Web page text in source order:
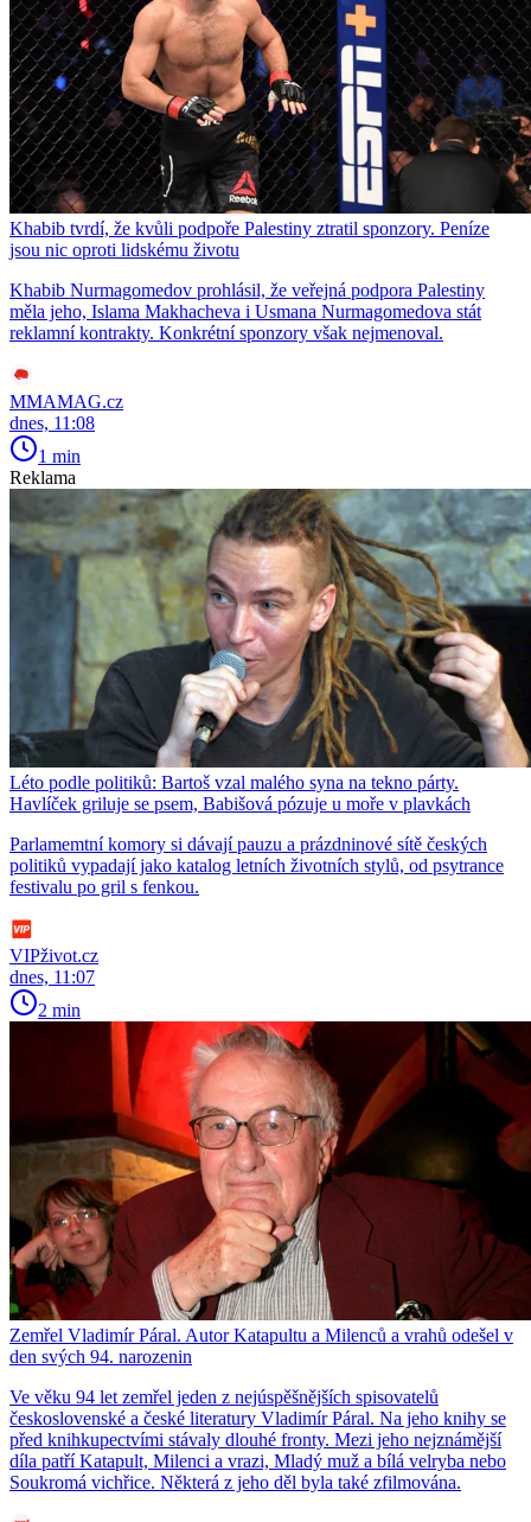
Khabib tvrdí, že kvůli podpoře Palestiny ztratil sponzory. Peníze
jsou nic oproti lidskému životu
Khabib Nurmagomedov prohlásil, že veřejná podpora Palestiny
měla jeho, Islama Makhacheva i Usmana Nurmagomedova stát
reklamní kontrakty. Konkrétní sponzory však nejmenoval.
MMAMAG.cz
dnes, 11:08
1 min
Reklama
Léto podle politiků: Bartoš vzal malého syna na tekno párty.
Havlíček griluje se psem, Babišová pózuje u moře v plavkách
Parlamemtní komory si dávají pauzu a prázdninové sítě českých
politiků vypadají jako katalog letních životních stylů, od psytrance
festivalu po gril s fenkou.
VIPživot.cz
dnes, 11:07
2 min
Zemřel Vladimír Páral. Autor Katapultu a Milenců a vrahů odešel v
den svých 94. narozenin
Ve věku 94 let zemřel jeden z nejúspěšnějších spisovatelů
československé a české literatury Vladimír Páral. Na jeho knihy se
před knihkupectvími stávaly dlouhé fronty. Mezi jeho nejznámější
díla patří Katapult, Milenci a vrazi, Mladý muž a bílá velryba nebo
Soukromá vichřice. Některá z jeho děl byla také zfilmována.